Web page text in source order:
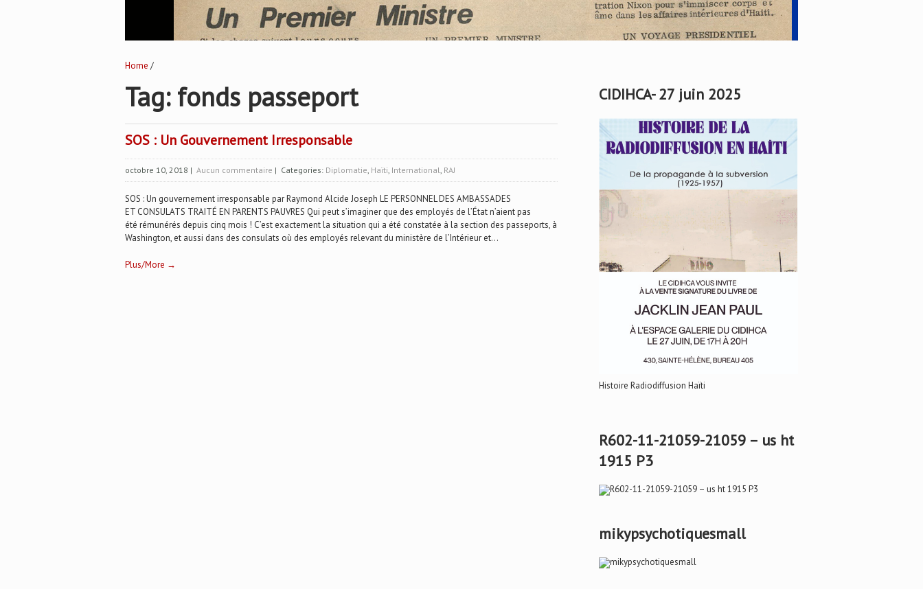
Home /
Tag: fonds passeport
SOS : Un Gouvernement Irresponsable
octobre 10, 2018 | Aucun commentaire | Categories: Diplomatie, Haïti, International, RAJ
SOS : Un gouvernement irresponsable par Raymond Alcide Joseph LE PERSONNEL DES AMBASSADES
ET CONSULATS TRAITÉ EN PARENTS PAUVRES Qui peut s’imaginer que des employés de l’État n’aient pas
été rémunérés depuis cinq mois ! C’est exactement la situation qui a été constatée à la section des passeports, à
Washington, et aussi dans des consulats où des employés relevant du ministère de l’Intérieur et...
Plus/More →
CIDIHCA- 27 juin 2025
Histoire Radiodiffusion Haïti
R602-11-21059-21059 – us ht
1915 P3
mikypsychotiquesmall